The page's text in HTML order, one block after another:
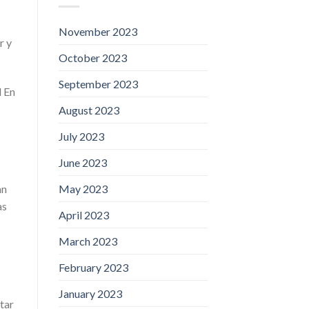
y
November 2023
October 2023
September 2023
August 2023
July 2023
June 2023
May 2023
April 2023
March 2023
February 2023
January 2023